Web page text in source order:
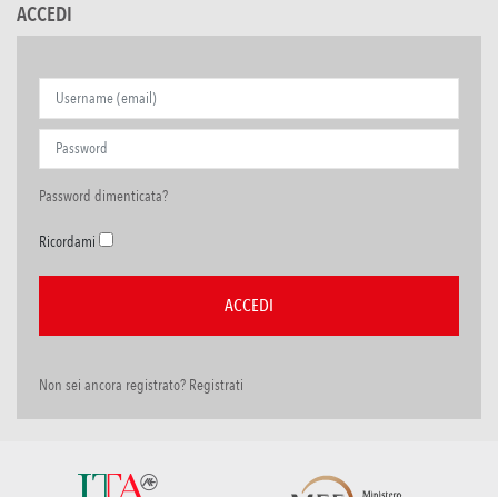
ACCEDI
Password dimenticata?
Ricordami
Non sei ancora registrato? Registrati